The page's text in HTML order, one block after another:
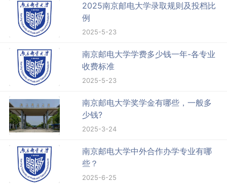
2025南京邮电大学录取规则及投档比
例
2025-5-23
南京邮电大学学费多少钱一年-各专业
收费标准
2025-5-23
南京邮电大学奖学金有哪些，一般多
少钱?
2025-3-24
南京邮电大学中外合作办学专业有哪
些？
2025-6-25